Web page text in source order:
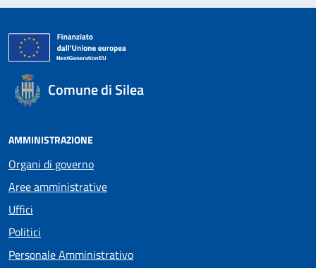
Comune di Silea
AMMINISTRAZIONE
Organi di governo
Aree amministrative
Uffici
Politici
Personale Amministrativo